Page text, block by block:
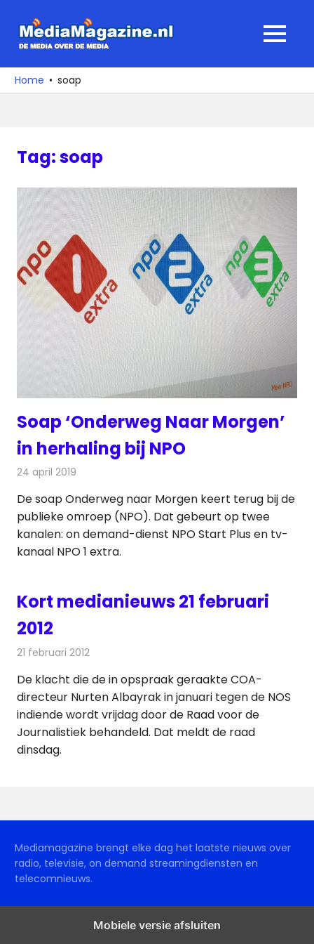
naar
media
over
MENU
Home soap
Tag:soap
Soap ‘Onderweg Naar Morgen’
in herhaling bij NPO
24 april 2019
De soap Onderweg naar Morgen keert terug bij de
publieke omroep (NPO). Dat gebeurt op twee
kanalen: on demand-dienst NPO Start Plus en tv-
kanaal NPO 1 extra.
Kort medianieuws 21 februari
2012
21 februari 2012
De klacht die de in opspraak geraakte COA-
directeur Nurten Albayrak in januari tegen de NOS
indiende wordt vrijdag door de Raad voor de
Journalistiek behandeld. Dat meldt de raad
dinsdag.
Mediamagazine brengt elke dag het laatste nieuws over
radio, televisie, on demand streamingdiensten en
telecomnieuws.
Mobiele versie afsluiten